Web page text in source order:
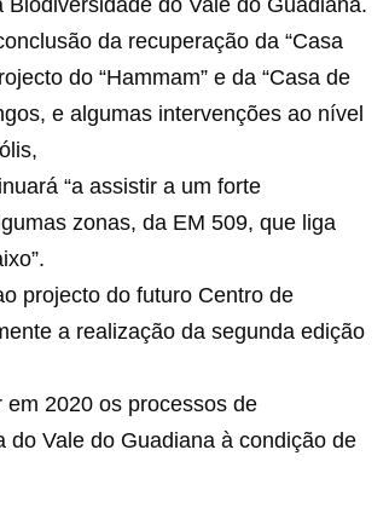
do Vale do Guadiana.
da recuperação da “Casa
do “Hammam” e da “Casa de
e algumas intervenções ao nível
“a assistir a um forte
zonas, da EM 509, que liga
projecto do futuro Centro de
a realização da segunda edição
2020 os processos de
Vale do Guadiana à condição de